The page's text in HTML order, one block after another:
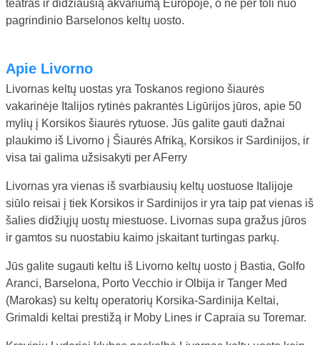
teatras ir didžiausią akvariumą Europoje, o ne per toli nuo
pagrindinio Barselonos keltų uosto.
Apie Livorno
Livornas keltų uostas yra Toskanos regiono šiaurės
vakarinėje Italijos rytinės pakrantės Ligūrijos jūros, apie 50
mylių į Korsikos šiaurės rytuose. Jūs galite gauti dažnai
plaukimo iš Livorno į Šiaurės Afriką, Korsikos ir Sardinijos, ir
visa tai galima užsisakyti per AFerry
Livornas yra vienas iš svarbiausių keltų uostuose Italijoje
siūlo reisai į tiek Korsikos ir Sardinijos ir yra taip pat vienas iš
šalies didžiųjų uostų miestuose. Livornas supa gražus jūros
ir gamtos su nuostabiu kaimo įskaitant turtingas parkų.
Jūs galite sugauti keltu iš Livorno keltų uosto į Bastia, Golfo
Aranci, Barselona, ​​Porto Vecchio ir Olbija ir Tanger Med
(Marokas) su keltų operatorių Korsika-Sardinija Keltai,
Grimaldi keltai prestižą ir Moby Lines ir Capraia su Toremar.